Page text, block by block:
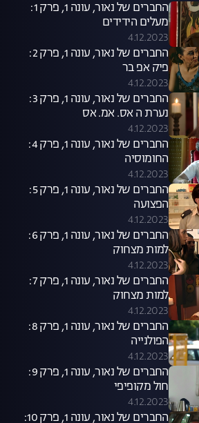
החברים של נאור, עונה 1, פרק 1:
מעלים הידידים
4.12.2023
החברים של נאור, עונה 1, פרק 2:
פיק אפ בר
4.12.2023
החברים של נאור, עונה 1, פרק 3:
נערת ה אס. אמ. אס
4.12.2023
החברים של נאור, עונה 1, פרק 4:
החומוסיה
4.12.2023
החברים של נאור, עונה 1, פרק 5:
הפצועה
4.12.2023
החברים של נאור, עונה 1, פרק 6:
למות מצחוק
4.12.2023
החברים של נאור, עונה 1, פרק 7:
למות מצחוק
4.12.2023
החברים של נאור, עונה 1, פרק 8:
הפולנייה
4.12.2023
החברים של נאור, עונה 1, פרק 9:
חול מקופיפי
4.12.2023
החברים של נאור, עונה 1, פרק 10: